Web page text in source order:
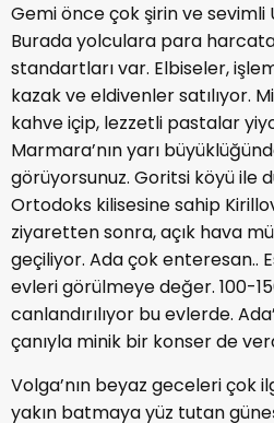
Gemi önce çok şirin ve sevimli
Burada yolculara para
standartları var. Elbiseler,
kazak ve eldivenler satılıyor.
kahve içip, lezzetli pastalar
Marmara’nın yarı
görüyorsunuz. Goritsi köyü ile
Ortodoks kilisesine sahip
ziyaretten sonra, açık hava
geçiliyor. Ada çok enteresan..
evleri görülmeye değer. 100-
canlandırılıyor bu evlerde.
çanıyla minik bir konser de
Volga’nın beyaz geceleri çok
yakın batmaya yüz tutan